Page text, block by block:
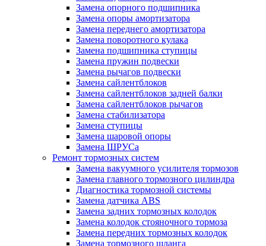
Замена опорного подшипника
Замена опоры амортизатора
Замена переднего амортизатора
Замена поворотного кулака
Замена подшипника ступицы
Замена пружин подвески
Замена рычагов подвески
Замена сайлентблоков
Замена сайлентблоков задней балки
Замена сайлентблоков рычагов
Замена стабилизатора
Замена ступицы
Замена шаровой опоры
Замена ШРУСа
Ремонт тормозных систем
Замена вакуумного усилителя тормозов
Замена главного тормозного цилиндра
Диагностика тормозной системы
Замена датчика ABS
Замена задних тормозных колодок
Замена колодок стояночного тормоза
Замена передних тормозных колодок
Замена тормозного шланга